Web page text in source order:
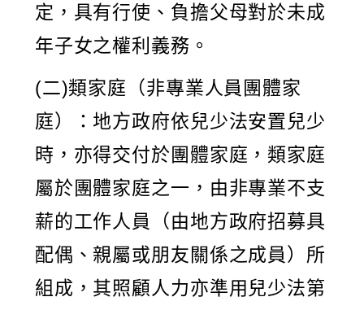
定，具有行使、負擔父母對於未成
年子女之權利義務。
(二)類家庭（非專業人員團體家
庭）：地方政府依兒少法安置兒少
時，亦得交付於團體家庭，類家庭
屬於團體家庭之一，由非專業不支
薪的工作人員（由地方政府招募具
配偶、親屬或朋友關係之成員）所
組成，其照顧人力亦準用兒少法第